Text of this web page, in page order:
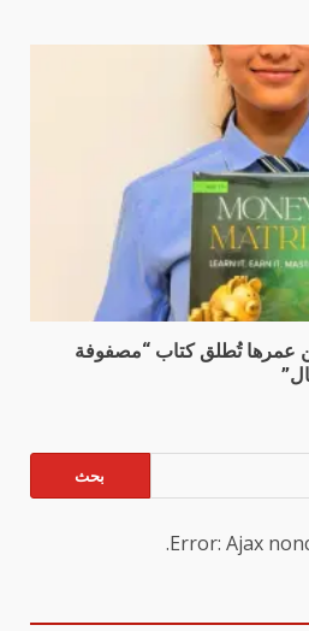
عمرها تُطلق كتاب “مصفوفة
Error: Ajax